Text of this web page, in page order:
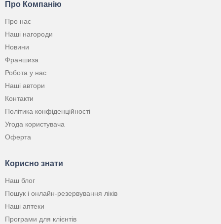
Про Компанію
Про нас
Наші нагороди
Новини
Франшиза
Робота у нас
Наші автори
Контакти
Політика конфіденційності
Угода користувача
Оферта
Корисно знати
Наш блог
Пошук і онлайн-резервування ліків
Наші аптеки
Програми для клієнтів